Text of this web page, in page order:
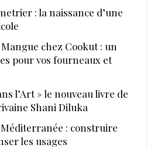
: la naissance d’une
chez Cookut : un
pour vos fourneaux et
l’Art » le nouveau livre de
Shani Diluka
: construire
les usages